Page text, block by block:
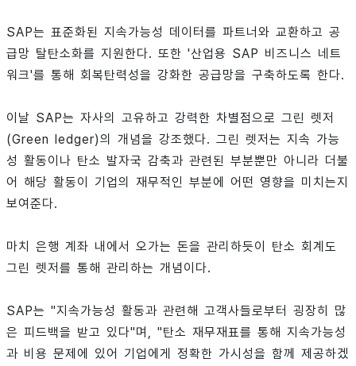
SAP는 표준화된 지속가능성 데이터를 파트너와 교환하고 공
급망 탈탄소화를 지원한다. 또한 '산업용 SAP 비즈니스 네트
워크'를 통해 회복탄력성을 강화한 공급망을 구축하도록 한다.
이날 SAP는 자사의 고유하고 강력한 차별점으로 그린 렛저
(Green ledger)의 개념을 강조했다. 그린 렛저는 지속 가능
성 활동이나 탄소 발자국 감축과 관련된 부분뿐만 아니라 더불
어 해당 활동이 기업의 재무적인 부분에 어떤 영향을 미치는지
보여준다.
마치 은행 계좌 내에서 오가는 돈을 관리하듯이 탄소 회계도
그린 렛저를 통해 관리하는 개념이다.
SAP는 "지속가능성 활동과 관련해 고객사들로부터 굉장히 많
은 피드백을 받고 있다"며, "탄소 재무재표를 통해 지속가능성
과 비용 문제에 있어 기업에게 정확한 가시성을 함께 제공하겠